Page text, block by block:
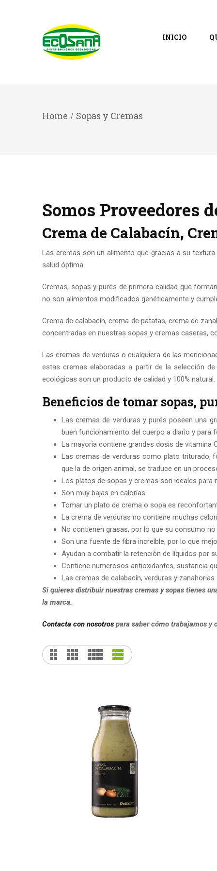
INICIO
Home Sopas y Cremas
Somos Proveedores
Crema de Calabacín,
Las cremas son un alimento que gracias a su
salud óptima.
Cremas, sopas y purés de primera calidad que
no son alimentos modificados genéticamente y
Crema de calabacín, crema de patatas, crema de
concentradas en nuestras sopas y cremas caseras,
Las cremas de verduras o cualquiera de las
estas cremas elaboradas a partir de la selección
ecológicas son un producto de calidad y 100% natural.
Beneficios de tomar sopas,
Las cremas de verduras y purés poseen una
buen funcionamiento del cuerpo a diario y para
La mayoría contiene grandes dosis de vitamina
Las cremas de verduras como plato triturado,
que la de origen animal, se traduce en un
Los platos de sopas y cremas son ideales para
Son muy bajas en calorías.
Tomar un plato de crema o sopa es
La crema de verduras no contiene muchas
No contienen grasas, por lo que su consumo
Son una fuente de fibra increíble, por lo que
Ayudan a combatir la retención de líquidos por
Contiene numerosos antioxidantes, sustancia
Las cremas de calabacín, verduras y
Si quieres distribuir nuestras cremas y sopas tienes
la marca.
Contacta con nosotros para saber cómo trabajamos y